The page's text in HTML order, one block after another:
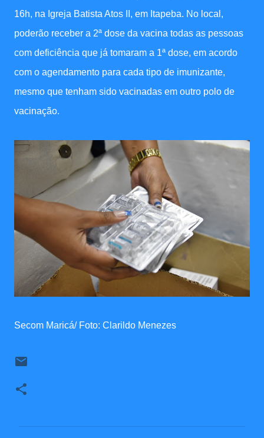
16h, na Igreja Batista Atos II, em Itapeba. No local,
poderão receber a 2ª dose da vacina todas as pessoas
com deficiência que já tomaram a 1ª dose, em acordo
com o agendamento para cada tipo de imunizante,
mesmo que tenham sido vacinadas em outro polo de
vacinação.
Secom Maricá/ Foto: Clarildo Menezes